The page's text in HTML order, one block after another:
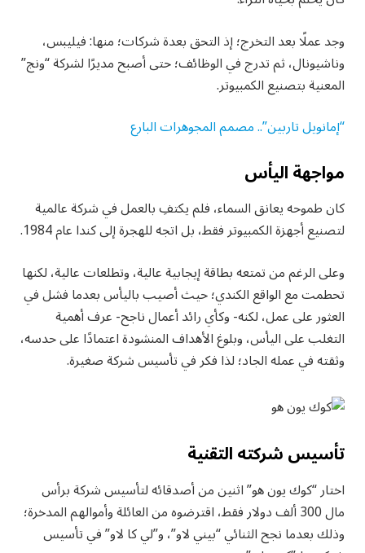
وجد عملًا بعد التخرج؛ إذ التحق بعدة شركات؛ منها: فيليبس،
وناشيونال، ثم تدرج في الوظائف؛ حتى أصبح مديرًا لشركة “ونج”
المعنية بتصنيع الكمبيوتر.
“إمانويل تاربين”.. مصمم المجوهرات البارع
مواجهة اليأس
كان طموحه يعانق السماء، فلم يكتفِ بالعمل في شركة عالمية
لتصنيع أجهزة الكمبيوتر فقط، بل اتجه للهجرة إلى كندا عام 1984.
وعلى الرغم من تمتعه بطاقة إيجابية عالية، وتطلعات عالية، لكنها
تحطمت مع الواقع الكندي؛ حيث أصيب باليأس بعدما فشل في
العثور على عمل، لكنه- وكأي رائد أعمال ناجح- عرف أهمية
التغلب على اليأس، وبلوغ الأهداف المنشودة اعتمادًا على حدسه،
وثقته في عمله الجاد؛ لذا فكر في تأسيس شركة صغيرة.
تأسيس شركته التقنية
اختار “كوك يون هو” اثنين من أصدقائه لتأسيس شركة برأس
مال 300 ألف دولار فقط، اقترضوه من العائلة وأموالهم المدخرة؛
وذلك بعدما نجح الثنائي “بيني لاو”، و”لي كا لاو” في تأسيس